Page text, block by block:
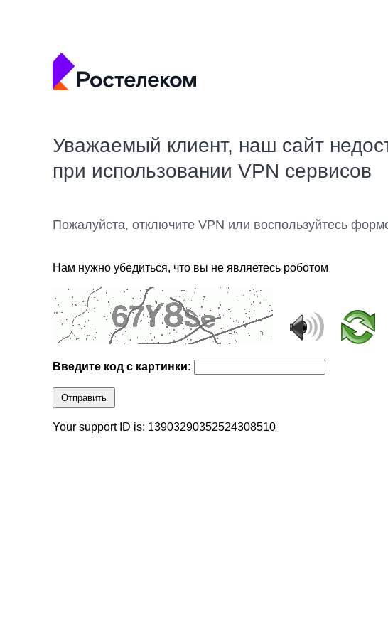
Уважаемый клиент, наш сайт
при использовании VPN сервисов
Пожалуйста, отключите VPN или воспользуйтесь
Нам нужно убедиться, что вы не являетесь роботом
Введите код с картинки:
Отправить
Your support ID is: 13903290352524308510